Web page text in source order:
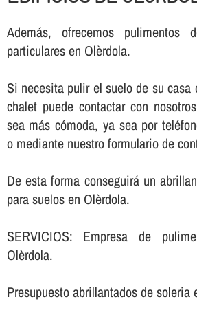
Además, ofrecemos pulimentos
particulares en Olèrdola.
Si necesita pulir el suelo de su casa
chalet puede contactar con
sea más cómoda, ya sea por
o mediante nuestro formulario de
De esta forma conseguirá un
para suelos en Olèrdola.
SERVICIOS: Empresa de
Olèrdola.
Presupuesto abrillantados de soleria